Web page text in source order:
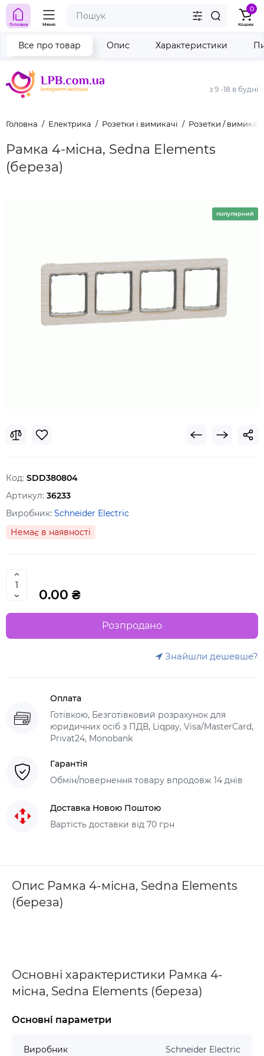
з 9 -18 в будні
Головна Меню
0
Кошик
Головна Електрика Розетки і вимикачі Розетки /
Рамка 4-місна, Sedna Elements
(береза)
Все про товар Опис Характеристики
популярний
Код: SDD380804
Артикул: 36233
Виробник: Schneider Electric
Немає в наявності
0.00 ₴
Розпродано
Знайшли дешевше?
Оплата
Готівкою, Безготівковий розрахунок для
юридичних осіб з ПДВ, Liqpay, Visa/MasterCard,
Privat24, Monobank
Гарантія
Обмін/повернення товару впродовж 14 днів
Доставка Новою Поштою
Вартість доставки від 70 грн
Опис Рамка 4-місна, Sedna Elements
(береза)
Основні характеристики Рамка 4-
місна, Sedna Elements (береза)
Основні параметри
Виробник Schneider Electric